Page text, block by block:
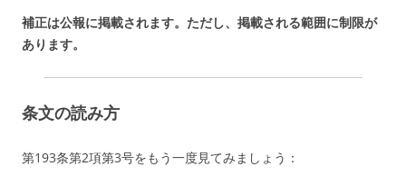
補正は公報に掲載されます。ただし、掲載される範囲に制限が
あります。
条文の読み方
第193条第2項第3号をもう一度見てみましょう：